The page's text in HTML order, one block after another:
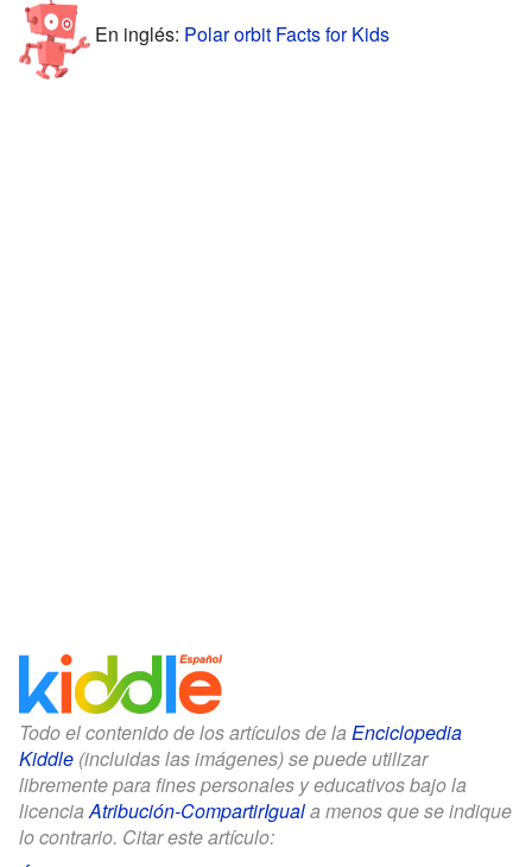
En inglés: Polar orbit Facts for Kids
Todo el contenido de los artículos de la Enciclopedia
Kiddle (incluidas las imágenes) se puede utilizar
libremente para fines personales y educativos bajo la
licenciaAtribución-CompartirIguala menos que se indique
lo contrario. Citar este artículo: